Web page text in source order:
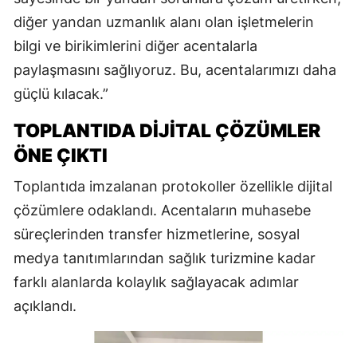
diğer yandan uzmanlık alanı olan işletmelerin
bilgi ve birikimlerini diğer acentalarla
paylaşmasını sağlıyoruz. Bu, acentalarımızı daha
güçlü kılacak.”
TOPLANTIDA DİJİTAL ÇÖZÜMLER
ÖNE ÇIKTI
Toplantıda imzalanan protokoller özellikle dijital
çözümlere odaklandı. Acentaların muhasebe
süreçlerinden transfer hizmetlerine, sosyal
medya tanıtımlarından sağlık turizmine kadar
farklı alanlarda kolaylık sağlayacak adımlar
açıklandı.